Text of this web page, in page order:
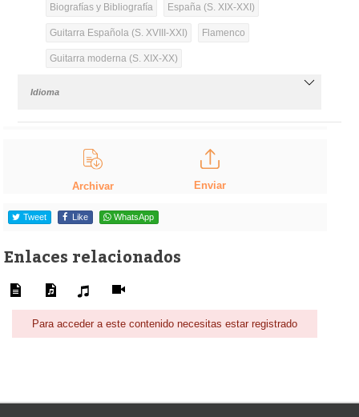
Biografías y Bibliografía España (S. XIX-XXI)
Guitarra Española (S. XVIII-XXI) Flamenco
Guitarra moderna (S. XIX-XX)
Idioma
Archivar Enviar
Tweet Like WhatsApp
Enlaces relacionados
Para acceder a este contenido necesitas estar registrado